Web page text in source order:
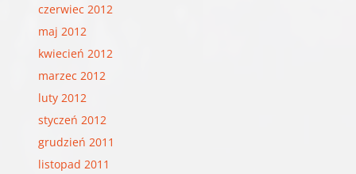
czerwiec 2012
maj 2012
kwiecień 2012
marzec 2012
luty 2012
styczeń 2012
grudzień 2011
listopad 2011